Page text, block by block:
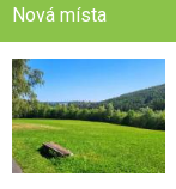
Nová místa